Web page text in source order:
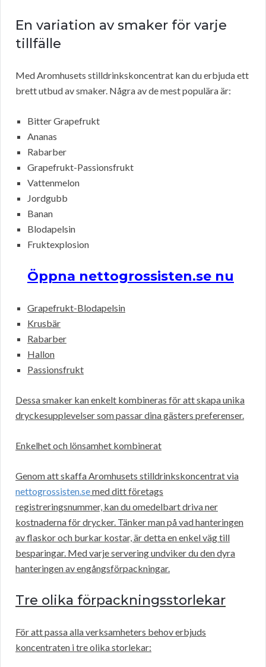
En variation av smaker för varje
tillfälle
Med Aromhusets stilldrinkskoncentrat kan du erbjuda ett
brett utbud av smaker. Några av de mest populära är:
Bitter Grapefrukt
Ananas
Rabarber
Grapefrukt-Passionsfrukt
Vattenmelon
Jordgubb
Banan
Blodapelsin
Fruktexplosion
Öppna nettogrossisten.se nu
Grapefrukt-Blodapelsin
Krusbär
Rabarber
Hallon
Passionsfrukt
Dessa smaker kan enkelt kombineras för att skapa unika
dryckesupplevelser som passar dina gästers preferenser.
Enkelhet och lönsamhet kombinerat
Genom att skaffa Aromhusets stilldrinkskoncentrat via
nettogrossisten.semed ditt företags
registreringsnummer, kan du omedelbart driva ner
kostnaderna för drycker. Tänker man på vad hanteringen
av flaskor och burkar kostar, är detta en enkel väg till
besparingar. Med varje servering undviker du den dyra
hanteringen av engångsförpackningar.
Tre olika förpackningsstorlekar
För att passa alla verksamheters behov erbjuds
koncentraten i tre olika storlekar: